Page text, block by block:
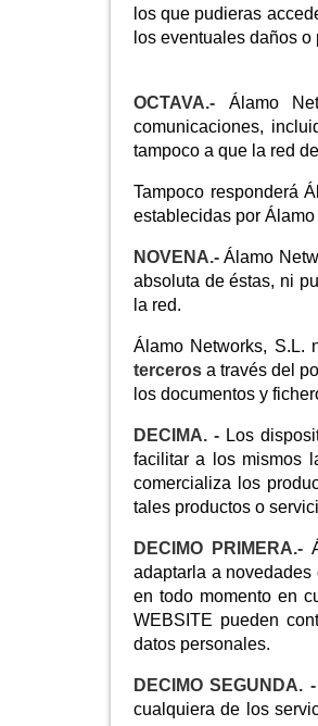
los que pudieras
los eventuales daños
OCTAVA.- Álamo
comunicaciones,
tampoco a que la red
Tampoco responderá
establecidas por
NOVENA.-Álamo
absoluta de éstas, ni
la red.
Álamo Networks, S.L.
terceros a través del
los documentos y
DECIMA. - Los
facilitar a los mismos
comercializa los
tales productos o
DECIMO PRIMERA.-
adaptarla a
en todo momento en
WEBSITE pueden
datos personales.
DECIMO SEGUNDA. -
cualquiera de los